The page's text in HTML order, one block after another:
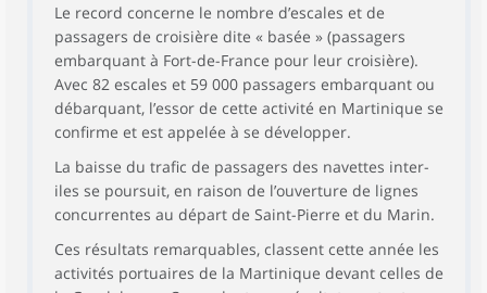
Le record concerne le nombre d’escales et de
passagers de croisière dite « basée » (passagers
embarquant à Fort-de-France pour leur croisière).
Avec 82 escales et 59 000 passagers embarquant ou
débarquant, l’essor de cette activité en Martinique se
confirme et est appelée à se développer.
La baisse du trafic de passagers des navettes inter-
iles se poursuit, en raison de l’ouverture de lignes
concurrentes au départ de Saint-Pierre et du Marin.
Ces résultats remarquables, classent cette année les
activités portuaires de la Martinique devant celles de